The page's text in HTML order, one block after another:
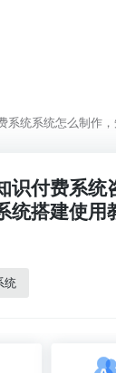
统系统怎么制作，
识付费系统
搭建使用
统